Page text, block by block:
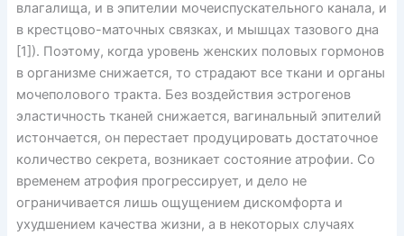
влагалища, и в эпителии мочеиспускательного канала, и
в крестцово-маточных связках, и мышцах тазового дна
[1]). Поэтому, когда уровень женских половых гормонов
в организме снижается, то страдают все ткани и органы
мочеполового тракта. Без воздействия эстрогенов
эластичность тканей снижается, вагинальный эпителий
истончается, он перестает продуцировать достаточное
количество секрета, возникает состояние атрофии. Со
временем атрофия прогрессирует, и дело не
ограничивается лишь ощущением дискомфорта и
ухудшением качества жизни, а в некоторых случаях